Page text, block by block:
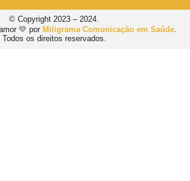
© Copyright 2023 – 2024.
💛 por Miligrama Comunicação em Saúde.
Todos os direitos reservados.